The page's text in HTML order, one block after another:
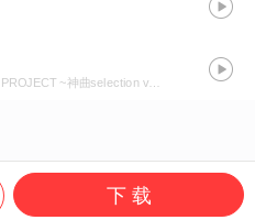
~神曲selection vol.3~
下 载